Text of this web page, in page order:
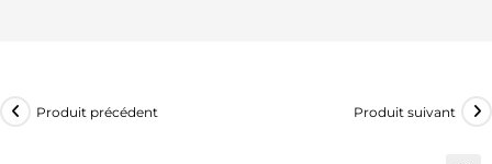
Produit précédent Produit suivant